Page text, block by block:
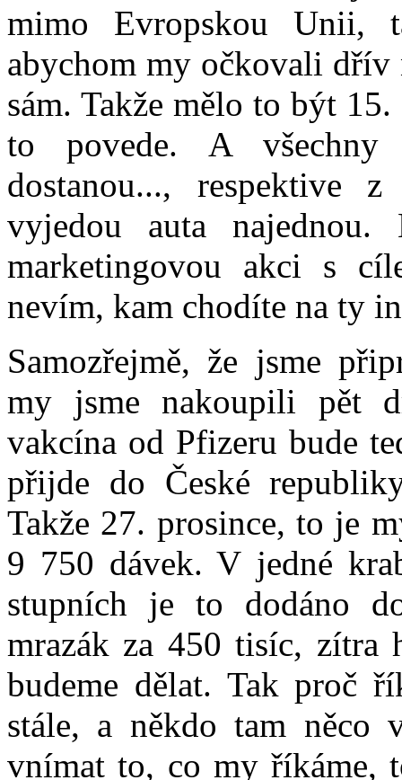
mimo Evropskou Unii,
abychom my očkovali dřív
sám. Takže mělo to být
to povede. A všechny
dostanou..., respektive
vyjedou auta
marketingovou akci s
nevím, kam chodíte na ty
Samozřejmě, že jsme
my jsme nakoupili pět
vakcína od Pfizeru bude
přijde do České
Takže 27. prosince, to je
9 750 dávek. V jedné
stupních je to dodáno
mrazák za 450 tisíc, zítra
budeme dělat. Tak proč
stále, a někdo tam něco
vnímat to, co my říkáme,